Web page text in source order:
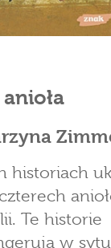
historiach
Te historie
w